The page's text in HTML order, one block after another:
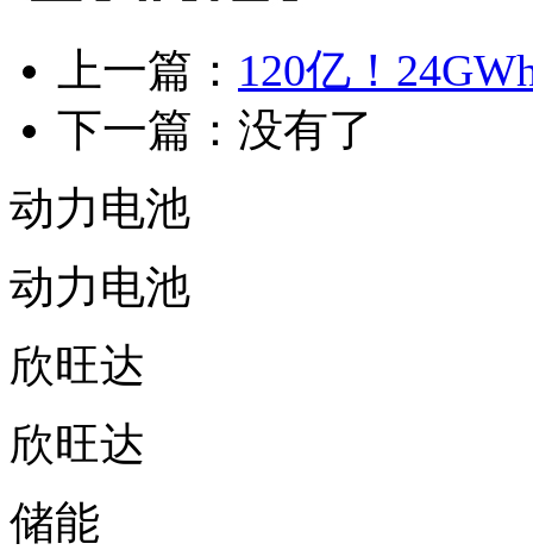
上一篇： 120亿！
下一篇：没有了
动力电池
动力电池
欣旺达
欣旺达
储能